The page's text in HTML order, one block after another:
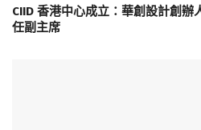
CIID 香港中心成立：華創設計創
任副主席